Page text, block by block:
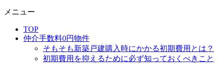
メニュー
TOP
仲介手数料0円物件
そもそも新築戸建購入時にかかる初期費用とは？
初期費用を抑えるために必ず知っておくべきこと